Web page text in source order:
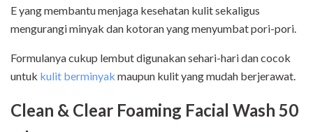
E yang membantu menjaga kesehatan kulit sekaligus
mengurangi minyak dan kotoran yang menyumbat pori-pori.
Formulanya cukup lembut digunakan sehari-hari dan cocok
untuk kulit berminyak maupun kulit yang mudah berjerawat.
Clean & Clear Foaming Facial Wash 50